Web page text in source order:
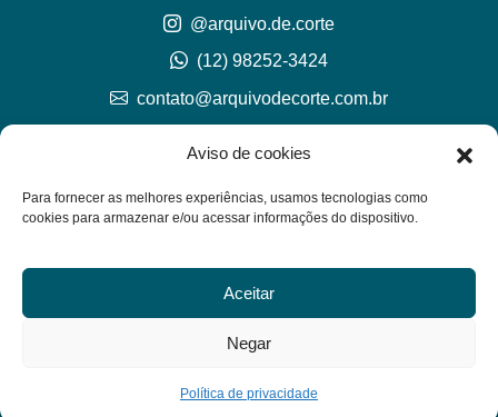
Aviso de cookies
Para fornecer as melhores experiências, usamos tecnologias como
cookies para armazenar e/ou acessar informações do dispositivo.
Aceitar
Negar
Política de privacidade
© Arquivo de corte 2026
CNPJ 57.978.789/0001-77
Lh Graphic Designer
@arquivo.de.corte
(12) 98252-3424
contato@arquivodecorte.com.br